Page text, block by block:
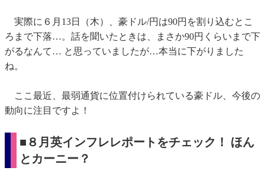
実際に６月13日（木）、豪ドル/円は90円を割り込むとこ
ろまで下落…。話を聞いたときは、まさか90円くらいまで下
がるなんて… と思っていましたが…本当に下がりました
ね。
ここ最近、最弱通貨に位置付けられている豪ドル、今後の
動向に注目ですよ！
■８月英インフレレポートをチェック！ ほん
とカーニー？